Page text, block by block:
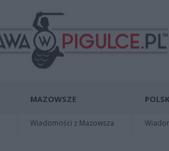
MAZOWSZE
Wiadomości z Mazowsza